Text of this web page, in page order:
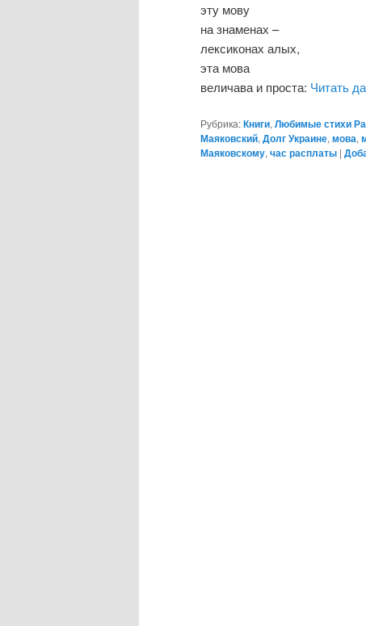
эту мову
на знаменах –
лексиконах алых,
эта мова
величава и проста: Читать
Рубрика:Книги,Любимые стихи
Маяковский,Долг Украине,мова,
Маяковскому,час расплаты |